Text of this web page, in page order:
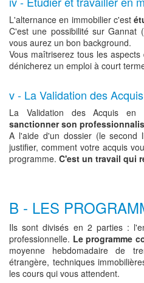
L'alternance en immobilier c'est
C'est une possibilité sur Gannat
vous aurez un bon background.
Vous maîtriserez tous les
dénicherez un emploi à court
v - La Validation des
La Validation des Acquis en
sanctionner son
A l'aide d'un dossier (le second
justifier, comment votre acquis
programme. C'est un travail qui
B - LES
Ils sont divisés en 2 parties :
professionnelle. Le programme
moyenne hebdomadaire de
étrangère, techniques
les cours qui vous attendent.